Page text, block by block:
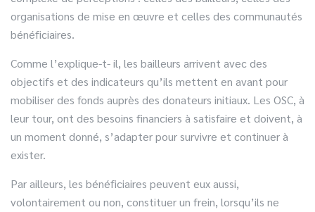
organisations de mise en œuvre et celles des communautés
bénéficiaires.
Comme l’explique-t- il, les bailleurs arrivent avec des
objectifs et des indicateurs qu’ils mettent en avant pour
mobiliser des fonds auprès des donateurs initiaux. Les OSC, à
leur tour, ont des besoins financiers à satisfaire et doivent, à
un moment donné, s’adapter pour survivre et continuer à
exister.
Par ailleurs, les bénéficiaires peuvent eux aussi,
volontairement ou non, constituer un frein, lorsqu’ils ne